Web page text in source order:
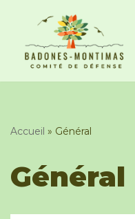
contenu
Accueil » Général
Général